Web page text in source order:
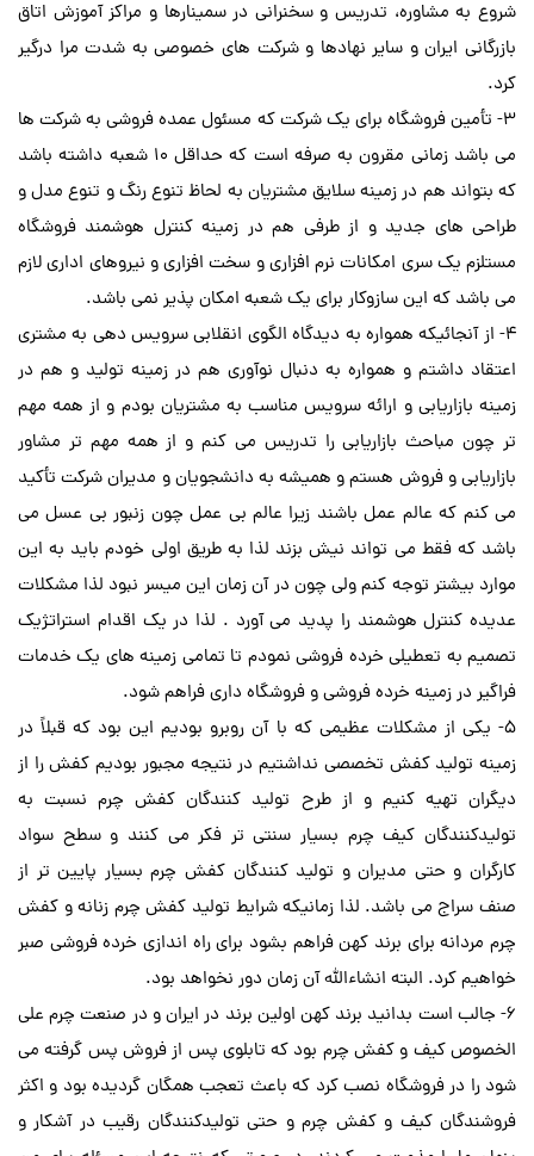
شروع به مشاوره، تدریس و سخنرانی در سمینارها و مراکز آموزش اتاق
بازرگانی ایران و سایر نهادها و شرکت های خصوصی به شدت مرا درگیر
کرد.
3- تأمین فروشگاه برای یک شرکت که مسئول عمده فروشی به شرکت ها
می باشد زمانی مقرون به صرفه است که حداقل 10 شعبه داشته باشد
که بتواند هم در زمینه سلایق مشتریان به لحاظ تنوع رنگ و تنوع مدل و
طراحی های جدید و از طرفی هم در زمینه کنترل هوشمند فروشگاه
مستلزم یک سری امکانات نرم افزاری و سخت افزاری و نیروهای اداری لازم
می باشد که این سازوکار برای یک شعبه امکان پذیر نمی باشد.
4- از آنجائیکه همواره به دیدگاه الگوی انقلابی سرویس دهی به مشتری
اعتقاد داشتم و همواره به دنبال نوآوری هم در زمینه تولید و هم در
زمینه بازاریابی و ارائه سرویس مناسب به مشتریان بودم و از همه مهم
تر چون مباحث بازاریابی را تدریس می کنم و از همه مهم تر مشاور
بازاریابی و فروش هستم و همیشه به دانشجویان و مدیران شرکت تأکید
می کنم که عالم عمل باشند زیرا عالم بی عمل چون زنبور بی عسل می
باشد که فقط می تواند نیش بزند لذا به طریق اولی خودم باید به این
موارد بیشتر توجه کنم ولی چون در آن زمان این میسر نبود لذا مشکلات
عدیده کنترل هوشمند را پدید می آورد . لذا در یک اقدام استراتژیک
تصمیم به تعطیلی خرده فروشی نمودم تا تمامی زمینه های یک خدمات
فراگیر در زمینه خرده فروشی و فروشگاه داری فراهم شود.
5- یکی از مشکلات عظیمی که با آن روبرو بودیم این بود که قبلاً در
زمینه تولید کفش تخصصی نداشتیم در نتیجه مجبور بودیم کفش را از
دیگران تهیه کنیم و از طرح تولید کنندگان کفش چرم نسبت به
تولیدکنندگان کیف چرم بسیار سنتی تر فکر می کنند و سطح سواد
کارگران و حتی مدیران و تولید کنندگان کفش چرم بسیار پایین تر از
صنف سراج می باشد. لذا زمانیکه شرایط تولید کفش چرم زنانه و کفش
چرم مردانه برای برند کهن فراهم بشود برای راه اندازی خرده فروشی صبر
خواهیم کرد. البته انشاءالله آن زمان دور نخواهد بود.
6- جالب است بدانید برند کهن اولین برند در ایران و در صنعت چرم علی
الخصوص کیف و کفش چرم بود که تابلوی پس از فروش پس گرفته می
شود را در فروشگاه نصب کرد که باعث تعجب همگان گردیده بود و اکثر
فروشندگان کیف و کفش چرم و حتی تولیدکنندگان رقیب در آشکار و